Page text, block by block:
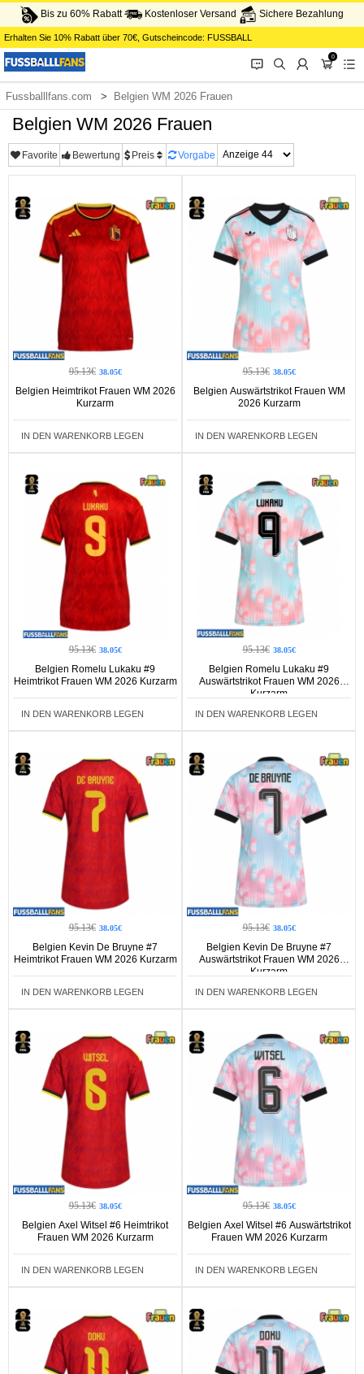
Bis zu 60% Rabatt Kostenloser Versand Sichere Bezahlung
Erhalten Sie 10% Rabatt über 70€ , Gutscheincode: FUSSBALL
󰂱 󰂨 󰃳
0
󰃦 󰃖
Fussballlfans.com Belgien WM 2026 Frauen
Belgien WM 2026 Frauen
Favorite Bewertung Preis Vorgabe
95.13€ 38.05€
Belgien Heimtrikot Frauen WM 2026
Kurzarm
IN DEN WARENKORB LEGEN
95.13€ 38.05€
Belgien Auswärtstrikot Frauen WM
2026 Kurzarm
IN DEN WARENKORB LEGEN
95.13€ 38.05€
Belgien Romelu Lukaku #9
Heimtrikot Frauen WM 2026 Kurzarm
IN DEN WARENKORB LEGEN
95.13€ 38.05€
Belgien Romelu Lukaku #9
Auswärtstrikot Frauen WM 2026
Kurzarm
IN DEN WARENKORB LEGEN
95.13€ 38.05€
Belgien Kevin De Bruyne #7
Heimtrikot Frauen WM 2026 Kurzarm
IN DEN WARENKORB LEGEN
95.13€ 38.05€
Belgien Kevin De Bruyne #7
Auswärtstrikot Frauen WM 2026
Kurzarm
IN DEN WARENKORB LEGEN
95.13€ 38.05€
Belgien Axel Witsel #6 Heimtrikot
Frauen WM 2026 Kurzarm
IN DEN WARENKORB LEGEN
95.13€ 38.05€
Belgien Axel Witsel #6 Auswärtstrikot
Frauen WM 2026 Kurzarm
IN DEN WARENKORB LEGEN